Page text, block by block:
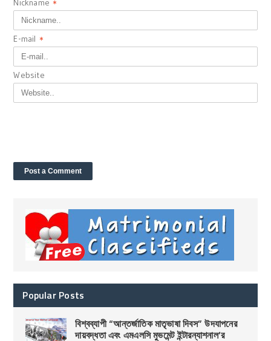
Nickname *
E-mail *
Website
Popular Posts
বিশ্বব্যাপী “আন্তর্জাতিক মাতৃভাষা দিবস” উদযাপনের
দায়বদ্ধতা এবং এমএলসি মুভমেন্ট ইন্টারন্যাশনাল’র